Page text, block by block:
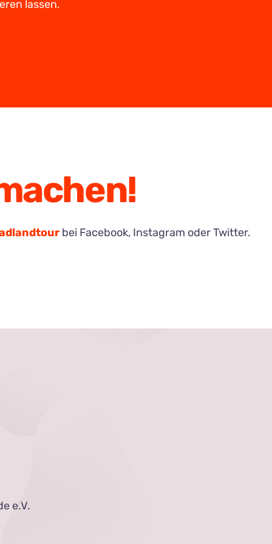
lassen.
bei Facebook, Instagram oder Twitter.
e.V.